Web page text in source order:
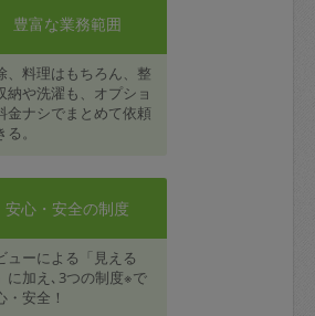
豊富な業務範囲
、料理はもちろん、整
納や洗濯も、オプショ
金ナシでまとめて依頼
。
安心・安全の制度
ューによる「見える
に加え､3つの制度※で
・安全！